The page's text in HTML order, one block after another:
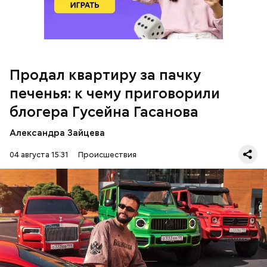
Продал квартиру за пачку
печенья: к чему приговорили
блогера Гусейна Гасанова
Александра Зайцева
04 августа 15:31 Происшествия
В мае 2025 года МВД РФ объявило в
международный розыскблогера Гусейна Гасанова.
В его отношении возбудили уголовное дело о
Фото: База розыска МВД РФ
распределил между родственниками и